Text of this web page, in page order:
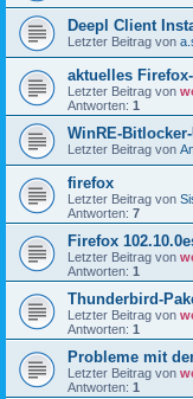
Deepl Client
Letzter Beitrag von
aktuelles
Letzter Beitrag von
Antworten: 1
WinRE-
Letzter Beitrag von
firefox
Letzter Beitrag von
Antworten: 7
Firefox
Letzter Beitrag von
Antworten: 1
Thunderbird-
Letzter Beitrag von
Antworten: 1
Probleme mit
Letzter Beitrag von
Antworten: 1